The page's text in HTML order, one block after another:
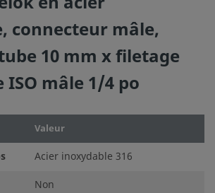
connecteur mâle,
10 mm x filetage
mâle 1/4 po
Valeur
Acier inoxydable 316
Non